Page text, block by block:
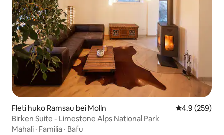
Fleti huko Ramsau bei Molln Ukadiriaji wa
4.9 (259)
Birken Suite - Limestone Alps National Park
Mahali · Familia · Bafu